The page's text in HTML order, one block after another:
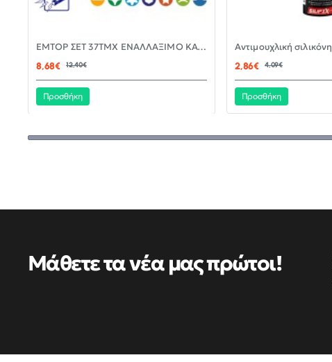
-30%EMTOP ΣΕΤ 37ΤΜΧ ΕΝΑΛΛΑΞΙΜΟ ΚΑΤΣΑΒΙΔΙ ΜΕ ΜΥΤΕΣ EBST03702
8,68€
12,40€
Προσθήκη
2,86€
4,09€
Προσθήκη
Μάθετε τα νέα μας πρώτοι!